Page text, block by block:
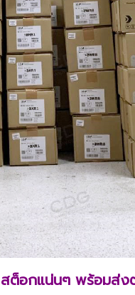
สต็อกแน่นๆ พร้อมส่ง